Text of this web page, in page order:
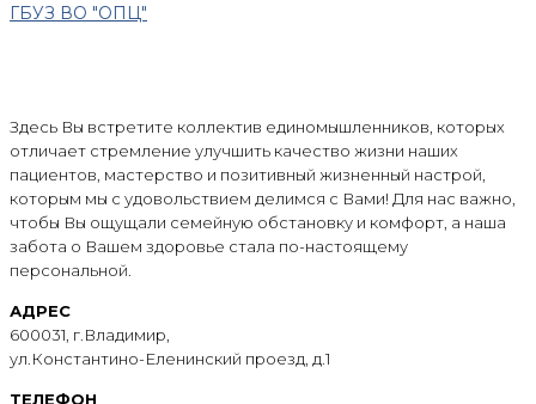
ГБУЗ ВО "ОПЦ"
Здесь Вы встретите коллектив единомышленников, которых
отличает стремление улучшить качество жизни наших
пациентов, мастерство и позитивный жизненный настрой,
которым мы с удовольствием делимся с Вами! Для нас важно,
чтобы Вы ощущали семейную обстановку и комфорт, а наша
забота о Вашем здоровье стала по-настоящему
персональной.
АДРЕС
600031, г.Владимир,
ул.Константино-Еленинский проезд, д.1
ТЕЛЕФОН